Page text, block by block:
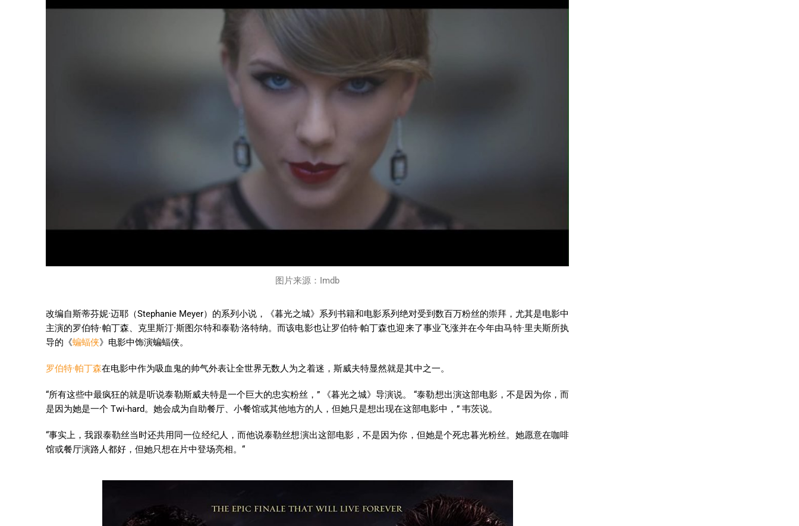
图片来源：Imdb
改编自斯蒂芬妮·迈耶（Stephanie Meyer）的系列小说，《暮光之城》系列书籍和电影系列绝对受到数百万粉丝的崇拜，尤其是电影中
主演的罗伯特·帕丁森、克里斯汀·斯图尔特和泰勒·洛特纳。而该电影也让罗伯特·帕丁森也迎来了事业飞涨并在今年由马特·里夫斯所执
导的《蝙蝠侠》电影中饰演蝙蝠侠。
罗伯特·帕丁森在电影中作为吸血鬼的帅气外表让全世界无数人为之着迷，斯威夫特显然就是其中之一。
“所有这些中最疯狂的就是听说泰勒斯威夫特是一个巨大的忠实粉丝，” 《暮光之城》导演说。 “泰勒想出演这部电影，不是因为你，而
是因为她是一个 Twi-hard。她会成为自助餐厅、小餐馆或其他地方的人，但她只是想出现在这部电影中，” 韦茨说。
“事实上，我跟泰勒丝当时还共用同一位经纪人，而他说泰勒丝想演出这部电影，不是因为你，但她是个死忠暮光粉丝。她愿意在咖啡
馆或餐厅演路人都好，但她只想在片中登场亮相。“